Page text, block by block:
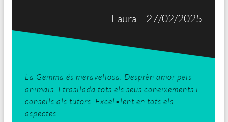
La Gemma és meravellosa. Desprèn amor pels
animals. I trasllada tots els seus coneixements i
consells als tutors. Excel•lent en tots els
aspectes.
Laura – 27/02/2025